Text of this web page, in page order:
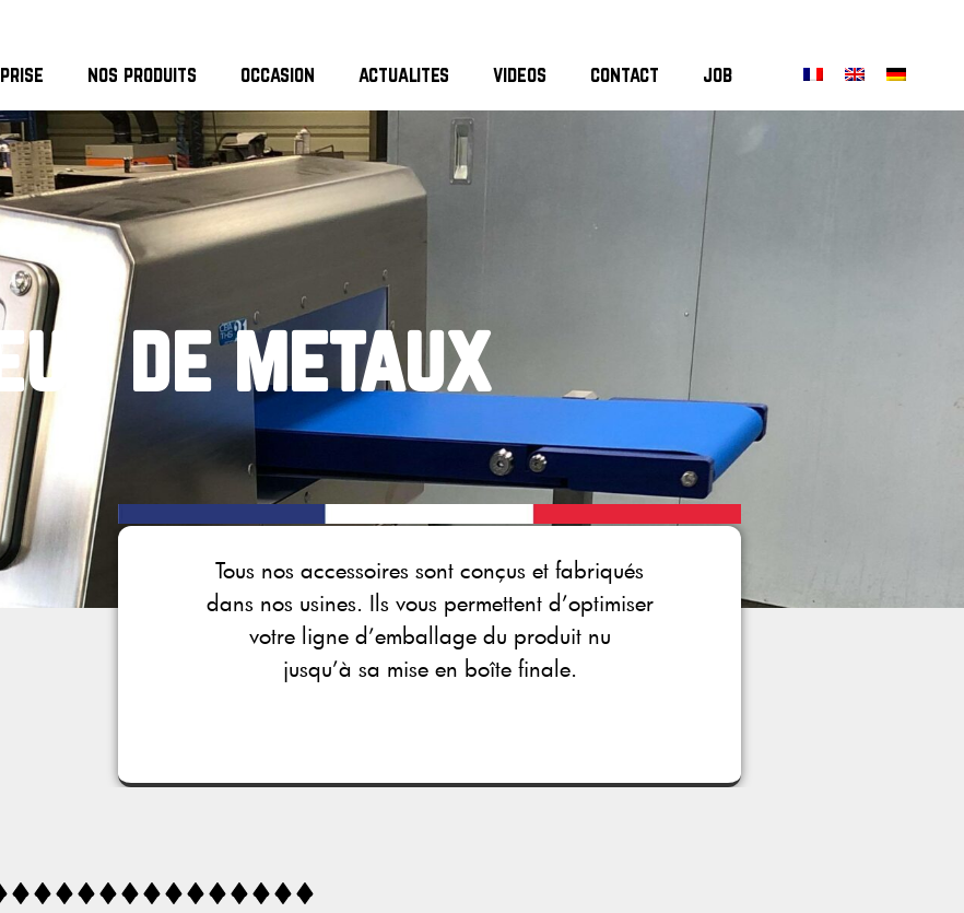
nos produits occasion actualites videos contact job
de metaux
Tous nos accessoires sont conçus et fabriqués
dans nos usines. Ils vous permettent d’optimiser
votre ligne d’emballage du produit nu
jusqu’à sa mise en boîte finale.